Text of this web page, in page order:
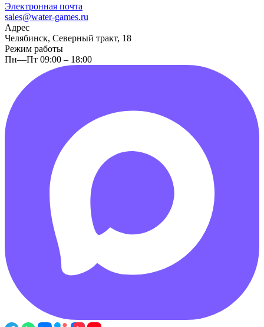
Электронная почта
sales@water-games.ru
Адрес
Челябинск, Северный тракт, 18
Режим работы
Пн—Пт 09:00 – 18:00